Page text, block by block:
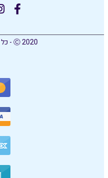
Ⓒ 2020 - כל הזכויות שמורות